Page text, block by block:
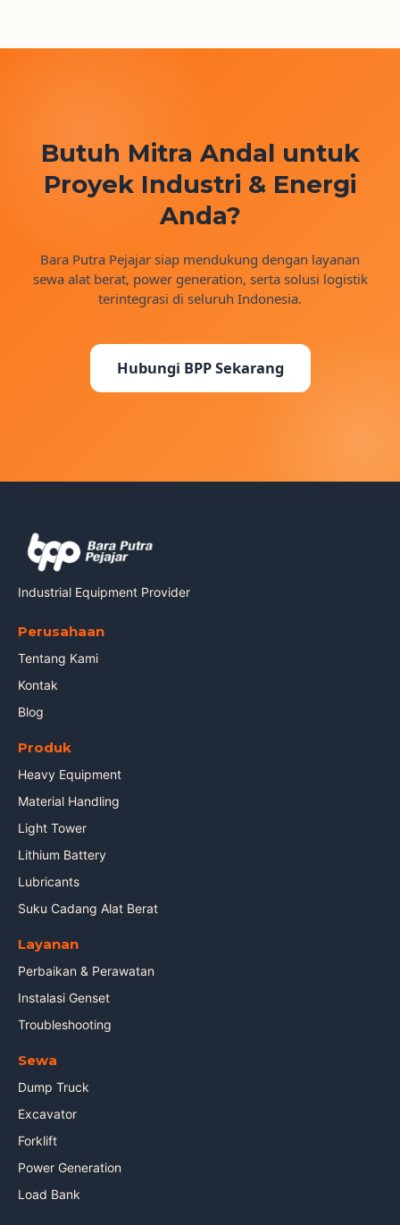
Butuh Mitra Andal untuk
Proyek Industri & Energi
Anda?
Bara Putra Pejajar siap mendukung dengan layanan
sewa alat berat, power generation, serta solusi logistik
terintegrasi di seluruh Indonesia.
Hubungi BPP Sekarang
Industrial Equipment Provider
Perusahaan
Tentang Kami
Kontak
Blog
Produk
Heavy Equipment
Material Handling
Light Tower
Lithium Battery
Lubricants
Suku Cadang Alat Berat
Layanan
Perbaikan & Perawatan
Instalasi Genset
Troubleshooting
Sewa
Dump Truck
Excavator
Forklift
Power Generation
Load Bank